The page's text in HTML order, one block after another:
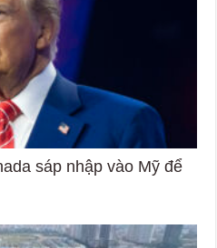
sáp nhập vào Mỹ để